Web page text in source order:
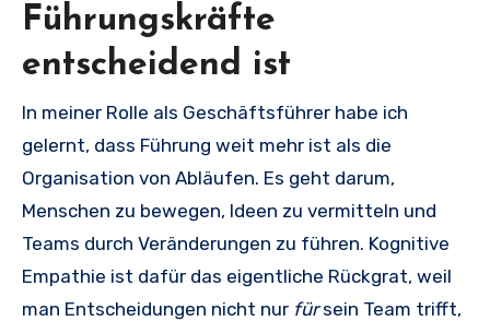
Führungskräfte
entscheidend ist
In meiner Rolle als Geschäftsführer habe ich
gelernt, dass Führung weit mehr ist als die
Organisation von Abläufen. Es geht darum,
Menschen zu bewegen, Ideen zu vermitteln und
Teams durch Veränderungen zu führen. Kognitive
Empathie ist dafür das eigentliche Rückgrat, weil
man Entscheidungen nicht nur fürsein Team trifft,